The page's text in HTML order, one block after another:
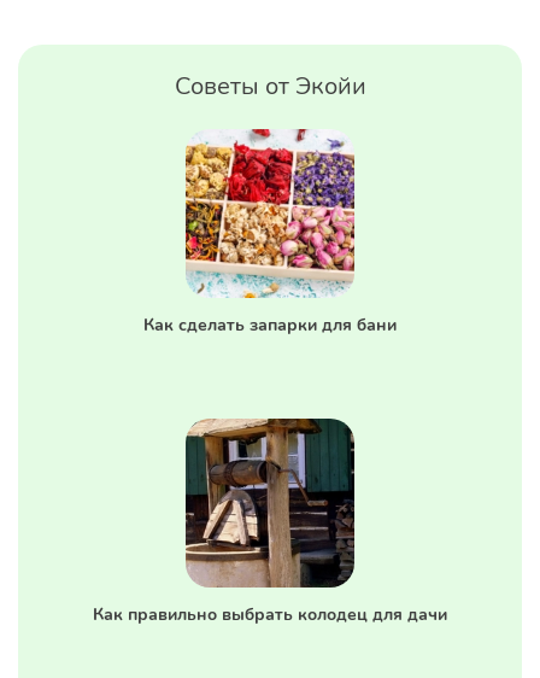
Советы от Экойи
Как сделать запарки для бани
Как правильно выбрать колодец для дачи